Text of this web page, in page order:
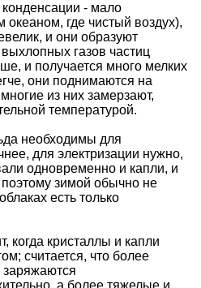
конденсации - мало
где чистый воздух),
и они образуют
газов частиц
и получается много мелких
они поднимаются на
из них замерзают,
температурой.
необходимы для
для электризации нужно,
одновременно и капли, и
зимой обычно не
есть только
когда кристаллы и капли
считается, что более
заряжаются
а более тяжелые и